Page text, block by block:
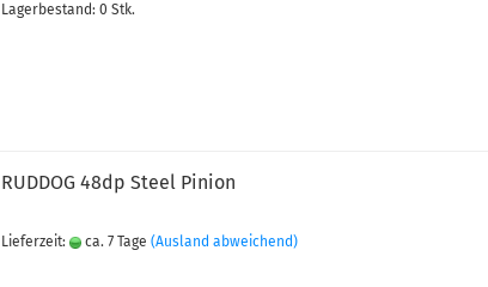
Lagerbestand: 0 Stk.
RUDDOG 48dp Steel Pinion
Lieferzeit: ca. 7 Tage (Ausland abweichend)